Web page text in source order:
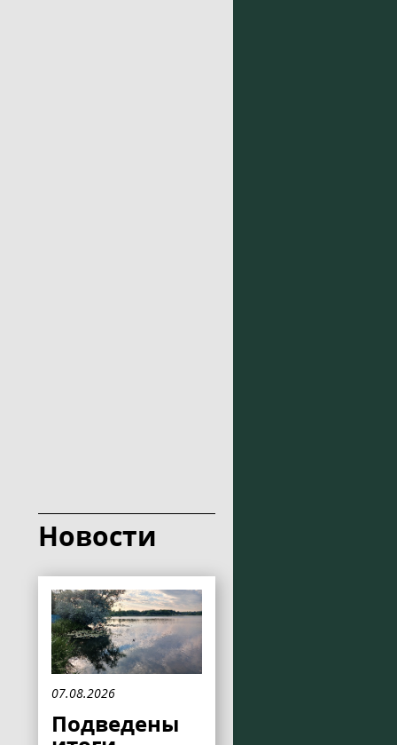
Новости
07.08.2026
Подведены